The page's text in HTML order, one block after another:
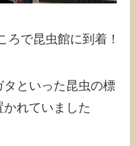
ろで昆虫館に到着！
といった昆虫の標
れていました